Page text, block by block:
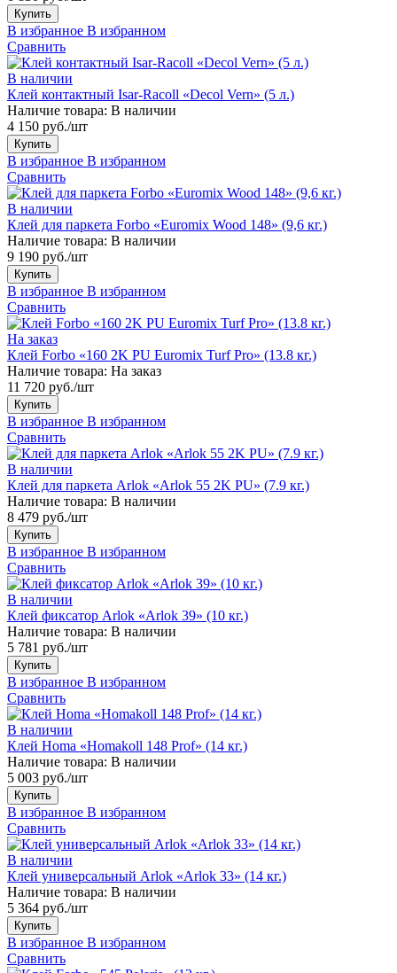
Купить
В избранное В избранном
Сравнить
В наличии
Клей контактный Isar-Racoll «Decol Vern» (5 л.)
Наличие товара: В наличии
4 150 руб./шт
Купить
В избранное В избранном
Сравнить
В наличии
Клей для паркета Forbo «Euromix Wood 148» (9,6 кг.)
Наличие товара: В наличии
9 190 руб./шт
Купить
В избранное В избранном
Сравнить
На заказ
Клей Forbo «160 2K PU Euromix Turf Pro» (13.8 кг.)
Наличие товара: На заказ
11 720 руб./шт
Купить
В избранное В избранном
Сравнить
В наличии
Клей для паркета Arlok «Arlok 55 2K PU» (7.9 кг.)
Наличие товара: В наличии
8 479 руб./шт
Купить
В избранное В избранном
Сравнить
В наличии
Клей фиксатор Arlok «Arlok 39» (10 кг.)
Наличие товара: В наличии
5 781 руб./шт
Купить
В избранное В избранном
Сравнить
В наличии
Клей Homa «Homakoll 148 Prof» (14 кг.)
Наличие товара: В наличии
5 003 руб./шт
Купить
В избранное В избранном
Сравнить
В наличии
Клей универсальный Arlok «Arlok 33» (14 кг.)
Наличие товара: В наличии
5 364 руб./шт
Купить
В избранное В избранном
Сравнить